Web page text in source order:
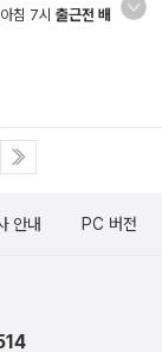
침 7시 출근전 배
안내 PC 버전